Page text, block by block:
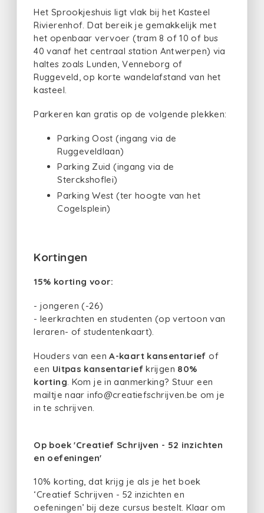
Het Sprookjeshuis ligt vlak bij het Kasteel
Rivierenhof. Dat bereik je gemakkelijk met
het openbaar vervoer (tram 8 of 10 of bus
40 vanaf het centraal station Antwerpen) via
haltes zoals Lunden, Venneborg of
Ruggeveld, op korte wandelafstand van het
kasteel.
Parkeren kan gratis op de volgende plekken:
Parking Oost (ingang via de
Ruggeveldlaan)
Parking Zuid (ingang via de
Sterckshoflei)
Parking West (ter hoogte van het
Cogelsplein)
Kortingen
15% korting voor:
- jongeren (-26)
- leerkrachten en studenten (op vertoon van
leraren- of studentenkaart).
Houders van eenA-kaart kansentarief of
een Uitpas kansentariefkrijgen 80%
korting . Kom je in aanmerking? Stuur een
mailtje naar info@creatiefschrijven.be om je
in te schrijven.
Op boek 'Creatief Schrijven - 52 inzichten
en oefeningen'
10% korting, dat krijg je als je het boek
‘Creatief Schrijven - 52 inzichten en
oefeningen’ bij deze cursus bestelt. Klaar om